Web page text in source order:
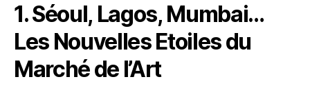
1. Séoul, Lagos, Mumbai…
Les Nouvelles Etoiles du
Marché de l’Art